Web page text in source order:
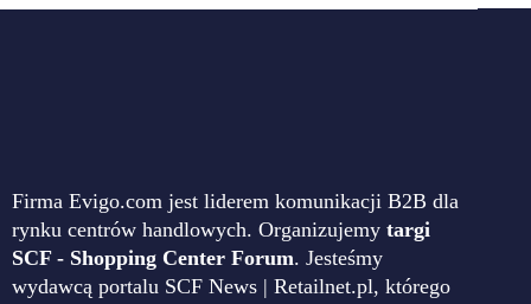
Firma Evigo.com jest liderem komunikacji B2B dla
rynku centrów handlowych. Organizujemy targi
SCF - Shopping Center Forum. Jesteśmy
wydawcą portalu SCF News | Retailnet.pl, którego